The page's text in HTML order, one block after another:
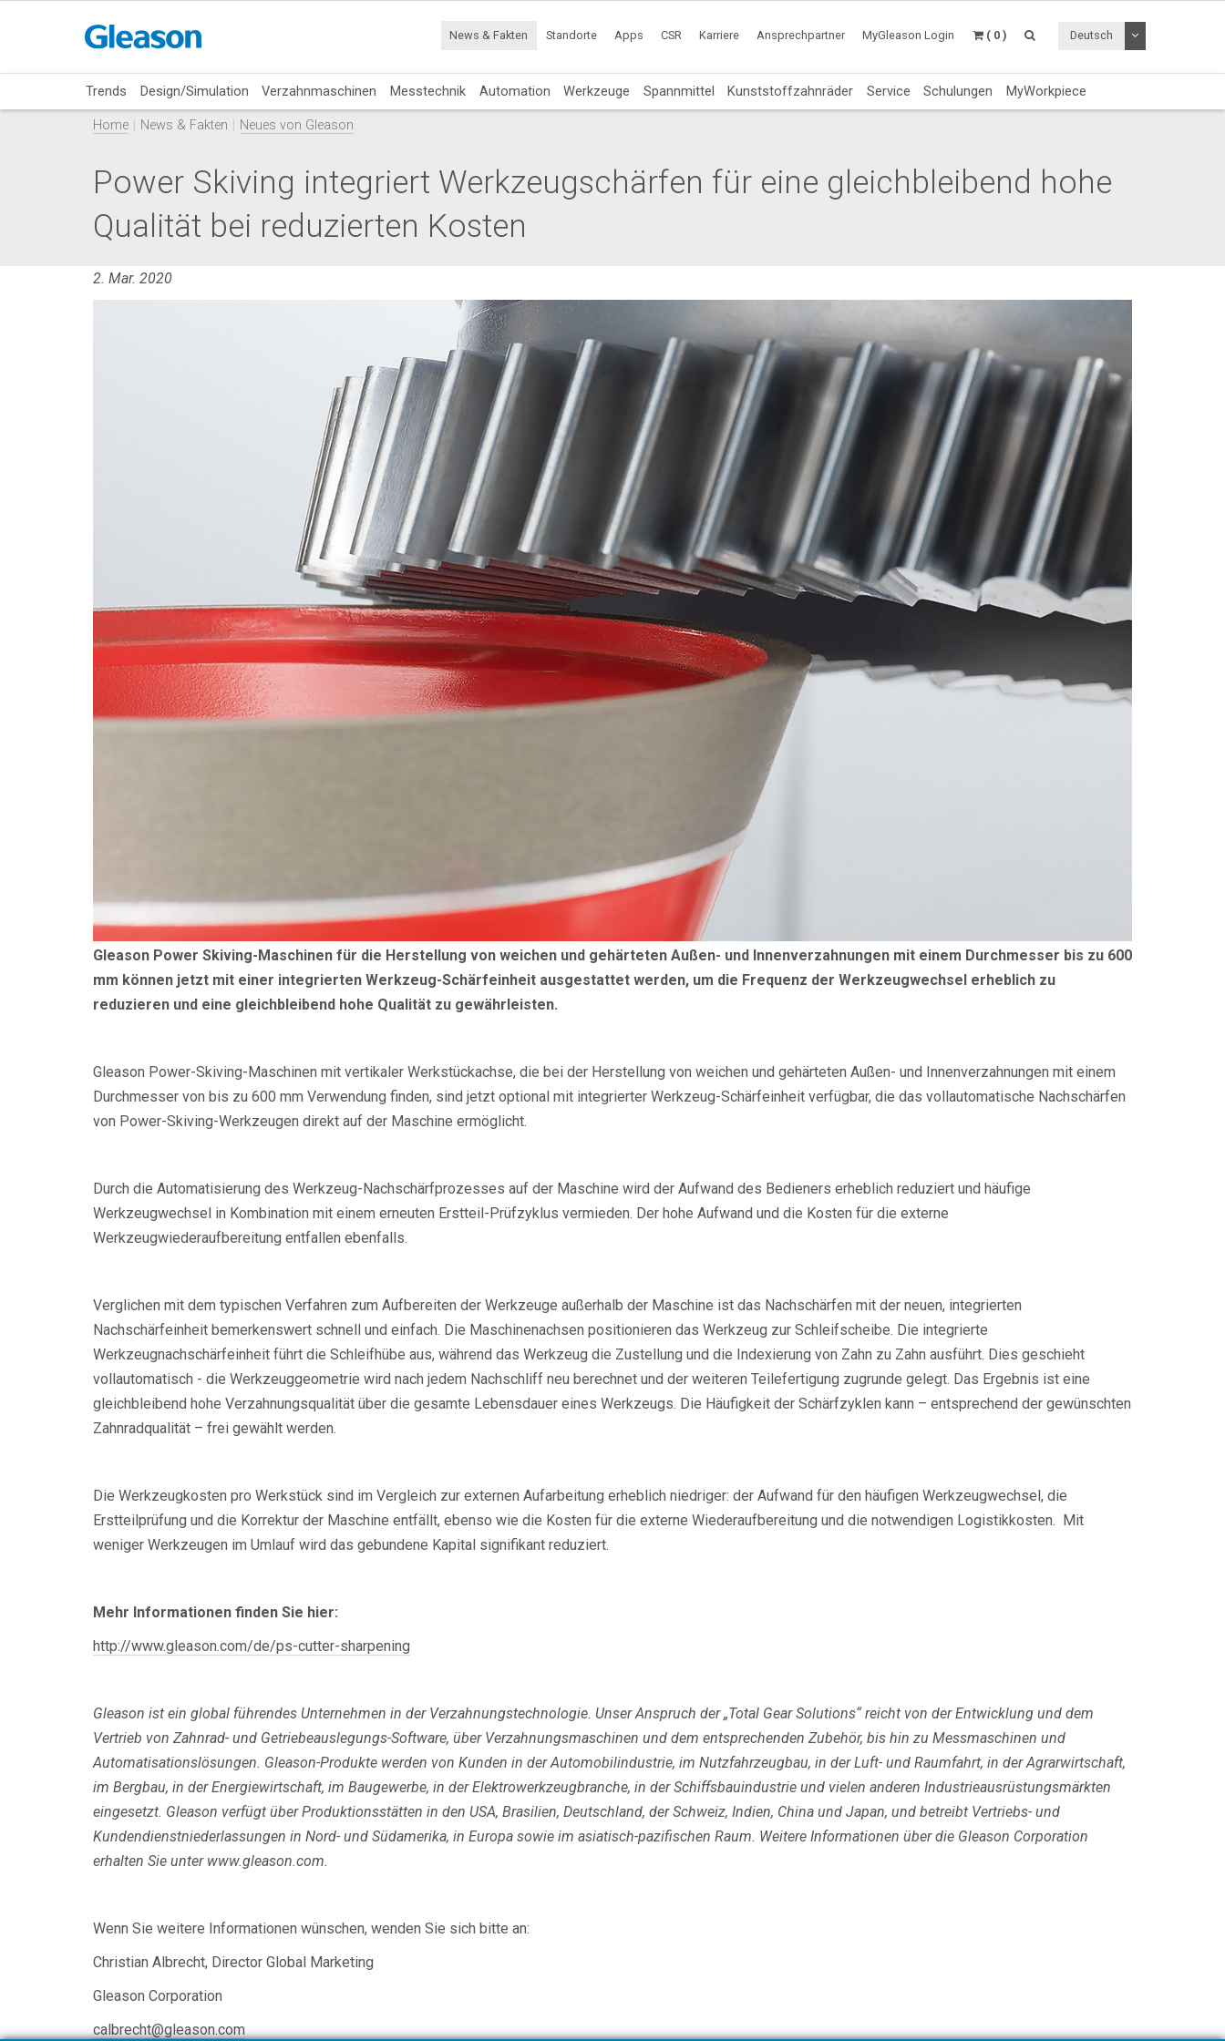
News & Fakten Standorte Apps CSR Karriere Ansprechpartner MyGleason Login ( 0 ) Deutsch Dropdown
Trends Design/Simulation Verzahnmaschinen Messtechnik Automation Werkzeuge Spannmittel Kunststoffzahnräder Service Schulungen MyWorkpiece
Home News & Fakten Neues von Gleason
Power Skiving integriert Werkzeugschärfen für eine gleichbleibend hohe
Qualität bei reduzierten Kosten
2. Mar. 2020
Gleason Power Skiving-Maschinen für die Herstellung von weichen und gehärteten Außen- und Innenverzahnungen mit einem Durchmesser bis zu 600
mm können jetzt mit einer integrierten Werkzeug-Schärfeinheit ausgestattet werden, um die Frequenz der Werkzeugwechsel erheblich zu
reduzieren und eine gleichbleibend hohe Qualität zu gewährleisten.
Gleason Power-Skiving-Maschinen mit vertikaler Werkstückachse, die bei der Herstellung von weichen und gehärteten Außen- und Innenverzahnungen mit einem
Durchmesser von bis zu 600 mm Verwendung finden, sind jetzt optional mit integrierter Werkzeug-Schärfeinheit verfügbar, die das vollautomatische Nachschärfen
von Power-Skiving-Werkzeugen direkt auf der Maschine ermöglicht.
Durch die Automatisierung des Werkzeug-Nachschärfprozesses auf der Maschine wird der Aufwand des Bedieners erheblich reduziert und häufige
Werkzeugwechsel in Kombination mit einem erneuten Erstteil-Prüfzyklus vermieden. Der hohe Aufwand und die Kosten für die externe
Werkzeugwiederaufbereitung entfallen ebenfalls.
Verglichen mit dem typischen Verfahren zum Aufbereiten der Werkzeuge außerhalb der Maschine ist das Nachschärfen mit der neuen, integrierten
Nachschärfeinheit bemerkenswert schnell und einfach. Die Maschinenachsen positionieren das Werkzeug zur Schleifscheibe. Die integrierte
Werkzeugnachschärfeinheit führt die Schleifhübe aus, während das Werkzeug die Zustellung und die Indexierung von Zahn zu Zahn ausführt. Dies geschieht
vollautomatisch - die Werkzeuggeometrie wird nach jedem Nachschliff neu berechnet und der weiteren Teilefertigung zugrunde gelegt. Das Ergebnis ist eine
gleichbleibend hohe Verzahnungsqualität über die gesamte Lebensdauer eines Werkzeugs. Die Häufigkeit der Schärfzyklen kann – entsprechend der gewünschten
Zahnradqualität – frei gewählt werden.
Die Werkzeugkosten pro Werkstück sind im Vergleich zur externen Aufarbeitung erheblich niedriger: der Aufwand für den häufigen Werkzeugwechsel, die
Erstteilprüfung und die Korrektur der Maschine entfällt, ebenso wie die Kosten für die externe Wiederaufbereitung und die notwendigen Logistikkosten. Mit
weniger Werkzeugen im Umlauf wird das gebundene Kapital signifikant reduziert.
Mehr Informationen finden Sie hier:
http://www.gleason.com/de/ps-cutter-sharpening
Gleason ist ein global führendes Unternehmen in der Verzahnungstechnologie. Unser Anspruch der „Total Gear Solutions“ reicht von der Entwicklung und dem
Vertrieb von Zahnrad- und Getriebeauslegungs-Software, über Verzahnungsmaschinen und dem entsprechenden Zubehör, bis hin zu Messmaschinen und
Automatisationslösungen. Gleason-Produkte werden von Kunden in der Automobilindustrie, im Nutzfahrzeugbau, in der Luft- und Raumfahrt, in der Agrarwirtschaft,
im Bergbau, in der Energiewirtschaft, im Baugewerbe, in der Elektrowerkzeugbranche, in der Schiffsbauindustrie und vielen anderen Industrieausrüstungsmärkten
eingesetzt. Gleason verfügt über Produktionsstätten in den USA, Brasilien, Deutschland, der Schweiz, Indien, China und Japan, und betreibt Vertriebs- und
Kundendienstniederlassungen in Nord- und Südamerika, in Europa sowie im asiatisch-pazifischen Raum. Weitere Informationen über die Gleason Corporation
erhalten Sie unter www.gleason.com.
Wenn Sie weitere Informationen wünschen, wenden Sie sich bitte an:
Christian Albrecht, Director Global Marketing
Gleason Corporation
calbrecht@gleason.com